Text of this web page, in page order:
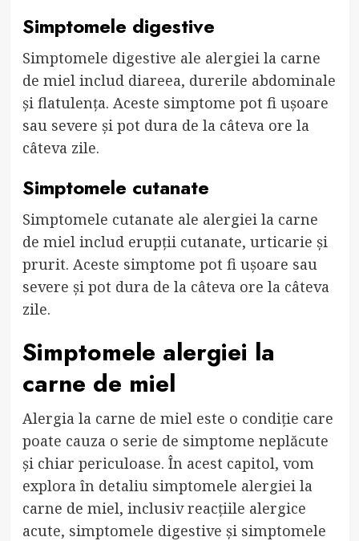
Simptomele digestive
Simptomele digestive ale alergiei la carne
de miel includ diareea, durerile abdominale
și flatulența. Aceste simptome pot fi ușoare
sau severe și pot dura de la câteva ore la
câteva zile.
Simptomele cutanate
Simptomele cutanate ale alergiei la carne
de miel includ erupții cutanate, urticarie și
prurit. Aceste simptome pot fi ușoare sau
severe și pot dura de la câteva ore la câteva
zile.
Simptomele alergiei la
carne de miel
Alergia la carne de miel este o condiție care
poate cauza o serie de simptome neplăcute
și chiar periculoase. În acest capitol, vom
explora în detaliu simptomele alergiei la
carne de miel, inclusiv reacțiile alergice
acute, simptomele digestive și simptomele